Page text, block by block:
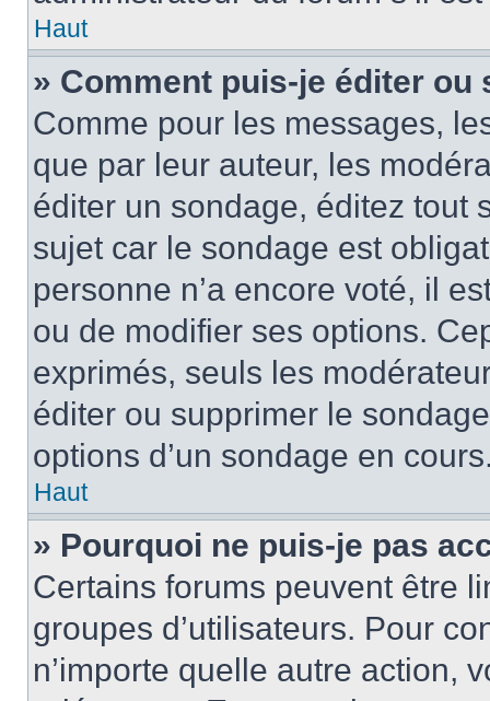
Haut
» Comment puis-je éditer ou
Comme pour les messages,
que par leur auteur, les
éditer un sondage, éditez tout
sujet car le sondage est
personne n’a encore voté, il
ou de modifier ses options.
exprimés, seuls les
éditer ou supprimer le
options d’un sondage en
Haut
» Pourquoi ne puis-je pas
Certains forums peuvent être
groupes d’utilisateurs. Pour
n’importe quelle autre action,